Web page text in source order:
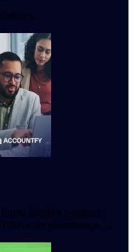
simples e segura.
com governança …